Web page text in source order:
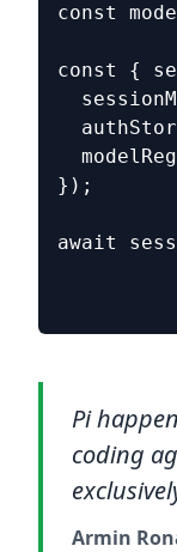
const
const {
});
await
Pi
coding
Armin